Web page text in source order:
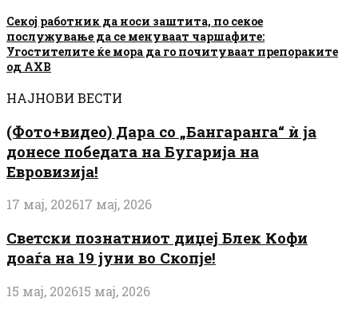
Секој работник да носи заштита, по секое
послужување да се менуваат чаршафите:
Угостителите ќе мора да го почитуваат препораките
од АХВ
НАЈНОВИ ВЕСТИ
(Фото+видео) Дара со „Бангаранга“ ѝ ја
донесе победата на Бугарија на
Евровизија!
17 мај, 202617 мај, 2026
Светски познатниот диџеј Блек Кофи
доаѓа на 19 јуни во Скопје!
15 мај, 202615 мај, 2026